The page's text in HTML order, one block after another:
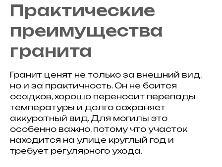
Практические
преимущества
гранита
Гранит ценят не только за внешний вид,
но и за практичность. Он не боится
осадков, хорошо переносит перепады
температуры и долго сохраняет
аккуратный вид. Для могилы это
особенно важно, потому что участок
находится на улице круглый год и
требует регулярного ухода.